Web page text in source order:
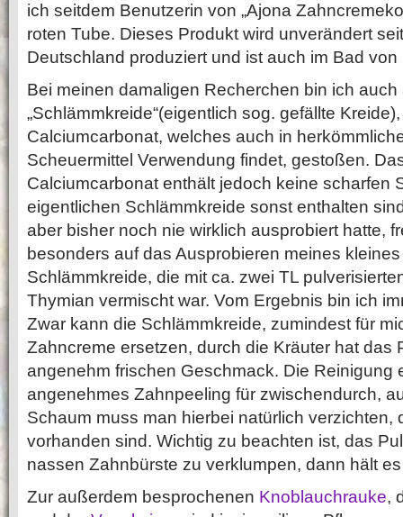
ich seitdem Benutzerin von „Ajona
roten Tube. Dieses Produkt wird unverändert
Deutschland produziert und ist auch im Bad
Bei meinen damaligen Recherchen bin ich
„Schlämmkreide“(eigentlich sog. gefällte
Calciumcarbonat, welches auch in
Scheuermittel Verwendung findet, gestoßen.
Calciumcarbonat enthält jedoch keine scharfen
eigentlichen Schlämmkreide sonst enthalten
aber bisher noch nie wirklich ausprobiert hatte,
besonders auf das Ausprobieren meines
Schlämmkreide, die mit ca. zwei TL
Thymian vermischt war. Vom Ergebnis bin ich
Zwar kann die Schlämmkreide, zumindest für
Zahncreme ersetzen, durch die Kräuter hat das
angenehm frischen Geschmack. Die Reinigung
angenehmes Zahnpeeling für zwischendurch,
Schaum muss man hierbei natürlich verzichten,
vorhanden sind. Wichtig zu beachten ist, das
nassen Zahnbürste zu verklumpen, dann hält
Zur außerdem besprochenen Knoblauchrauke,